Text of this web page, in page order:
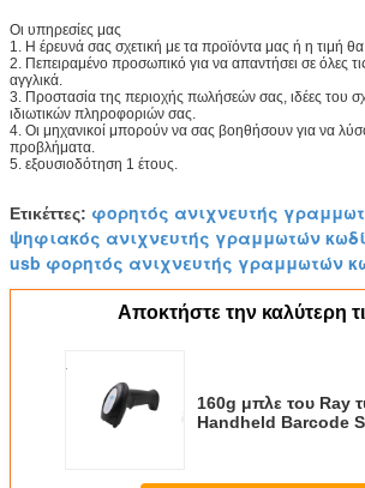
Οι υπηρεσίες μας
1. Η έρευνά σας σχετική με τα προϊόντα μας ή η τιμή
2. Πεπειραμένο προσωπικό για να απαντήσει σε όλες
αγγλικά.
3. Προστασία της περιοχής πωλήσεών σας, ιδέες του
ιδιωτικών πληροφοριών σας.
4. Οι μηχανικοί μπορούν να σας βοηθήσουν για να
προβλήματα.
5. εξουσιοδότηση 1 έτους.
Ετικέττες: φορητός ανιχνευτής
ψηφιακός ανιχνευτής γραμμωτών
usb φορητός ανιχνευτής γραμμωτών
Αποκτήστε την καλύτερη
160g μπλε του Ray
Handheld Barcode